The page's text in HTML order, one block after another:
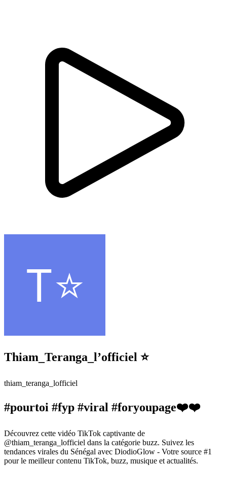
Thiam_Teranga_l’officiel ⭐️
thiam_teranga_lofficiel
#pourtoi #fyp #viral #foryoupage❤️❤️
Découvrez cette vidéo TikTok captivante de
@thiam_teranga_lofficiel dans la catégorie buzz. Suivez les
tendances virales du Sénégal avec DiodioGlow - Votre source #1
pour le meilleur contenu TikTok, buzz, musique et actualités.